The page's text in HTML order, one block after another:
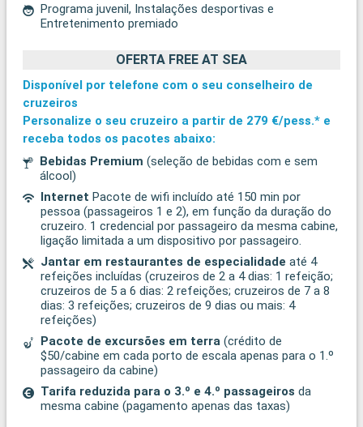
Programa juvenil, Instalações desportivas e
Entretenimento premiado
OFERTA FREE AT SEA
Disponível por telefone com o seu conselheiro de
cruzeiros
Personalize o seu cruzeiro a partir de 279 €/pess.* e
receba todos os pacotes abaixo:
Bebidas Premium (seleção de bebidas com e sem
álcool)
Internet Pacote de wifi incluído até 150 min por
pessoa (passageiros 1 e 2), em função da duração do
cruzeiro. 1 credencial por passageiro da mesma cabine,
ligação limitada a um dispositivo por passageiro.
Jantar em restaurantes de especialidade até 4
refeições incluídas (cruzeiros de 2 a 4 dias: 1 refeição;
cruzeiros de 5 a 6 dias: 2 refeições; cruzeiros de 7 a 8
dias: 3 refeições; cruzeiros de 9 dias ou mais: 4
refeições)
Pacote de excursões em terra (crédito de
$50/cabine em cada porto de escala apenas para o 1.º
passageiro da cabine)
Tarifa reduzida para o 3.º e 4.º passageiros da
mesma cabine (pagamento apenas das taxas)